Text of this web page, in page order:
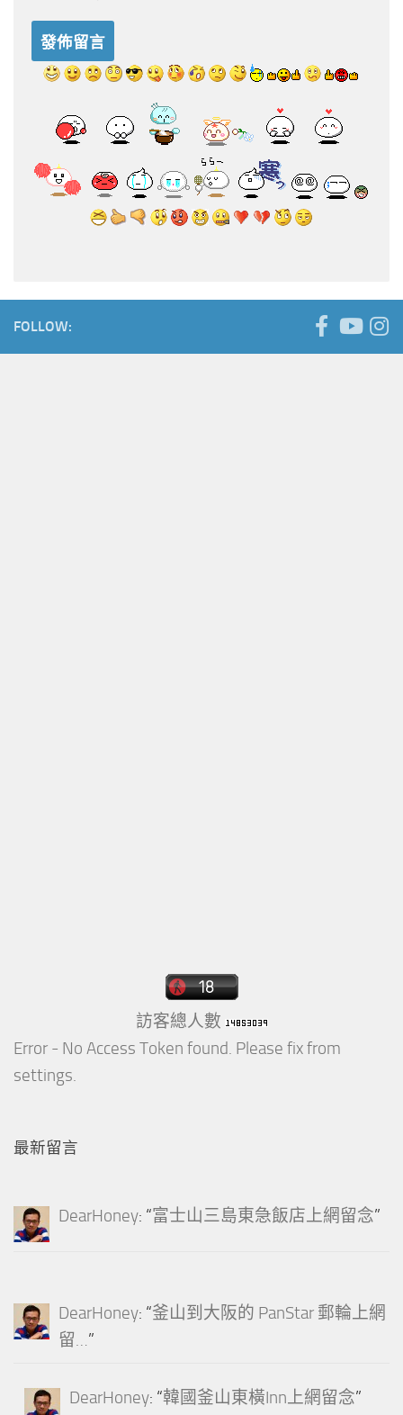
FOLLOW:
訪客總人數
Error - No Access Token found. Please fix from
settings.
最新留言
DearHoney: “富士山三島東急飯店上網留念”
DearHoney: “釜山到大阪的 PanStar 郵輪上網
留…”
DearHoney: “韓國釜山東橫Inn上網留念”